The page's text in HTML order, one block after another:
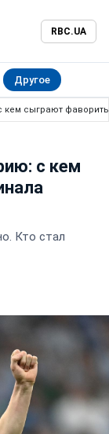
RBC.UA
Другое
кем сыграют
с кем
Кто стал